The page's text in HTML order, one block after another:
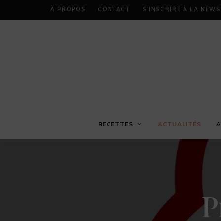
À PROPOS CONTACT S’INSCRIRE À LA
RECETTES ACTUALITÉS